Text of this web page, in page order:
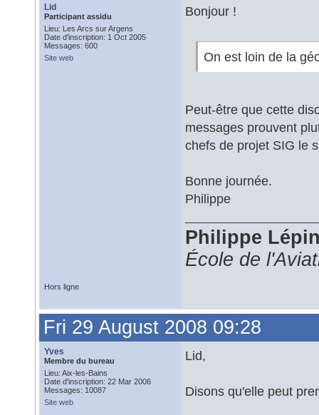
Lid
Participant assidu
Lieu: Les Arcs sur Argens
Date d'inscription: 1 Oct 2005
Messages: 600
Site web
Bonjour !
On est loin de la
Peut-être que cette
messages prouvent
chefs de projet SIG le
Bonne journée.
Philippe
Philippe
École de
Hors ligne
Fri 29 August 2008 09:28
Yves
Membre du bureau
Lieu: Aix-les-Bains
Date d'inscription: 22 Mar 2006
Messages: 10087
Site web
Lid,
Disons qu'elle peut